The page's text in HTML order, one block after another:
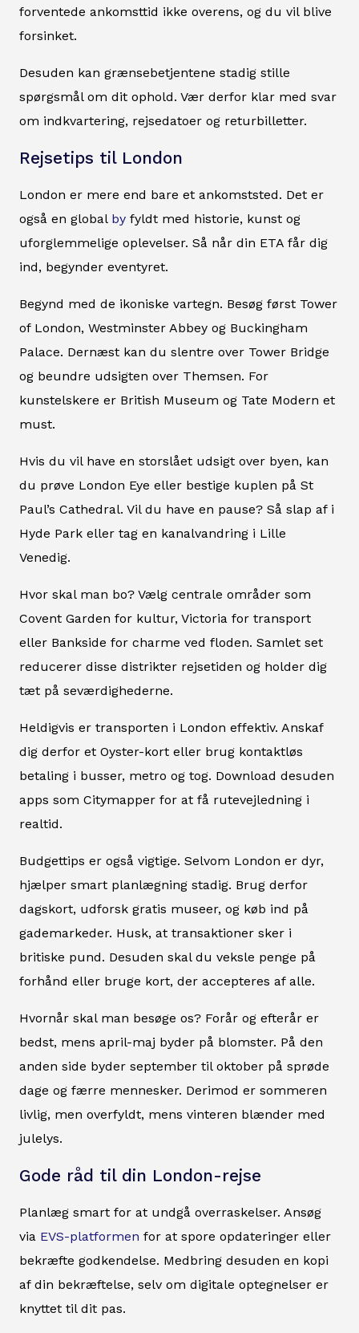
forventede ankomsttid ikke overens, og du vil blive
forsinket.
Desuden kan grænsebetjentene stadig stille
spørgsmål om dit ophold. Vær derfor klar med svar
om indkvartering, rejsedatoer og returbilletter.
Rejsetips til London
London er mere end bare et ankomststed. Det er
også en global by fyldt med historie, kunst og
uforglemmelige oplevelser. Så når din ETA får dig
ind, begynder eventyret.
Begynd med de ikoniske vartegn. Besøg først Tower
of London, Westminster Abbey og Buckingham
Palace. Dernæst kan du slentre over Tower Bridge
og beundre udsigten over Themsen. For
kunstelskere er British Museum og Tate Modern et
must.
Hvis du vil have en storslået udsigt over byen, kan
du prøve London Eye eller bestige kuplen på St
Paul’s Cathedral. Vil du have en pause? Så slap af i
Hyde Park eller tag en kanalvandring i Lille
Venedig.
Hvor skal man bo? Vælg centrale områder som
Covent Garden for kultur, Victoria for transport
eller Bankside for charme ved floden. Samlet set
reducerer disse distrikter rejsetiden og holder dig
tæt på seværdighederne.
Heldigvis er transporten i London effektiv. Anskaf
dig derfor et Oyster-kort eller brug kontaktløs
betaling i busser, metro og tog. Download desuden
apps som Citymapper for at få rutevejledning i
realtid.
Budgettips er også vigtige. Selvom London er dyr,
hjælper smart planlægning stadig. Brug derfor
dagskort, udforsk gratis museer, og køb ind på
gademarkeder. Husk, at transaktioner sker i
britiske pund. Desuden skal du veksle penge på
forhånd eller bruge kort, der accepteres af alle.
Hvornår skal man besøge os? Forår og efterår er
bedst, mens april-maj byder på blomster. På den
anden side byder september til oktober på sprøde
dage og færre mennesker. Derimod er sommeren
livlig, men overfyldt, mens vinteren blænder med
julelys.
Gode råd til din London-rejse
Planlæg smart for at undgå overraskelser. Ansøg
via EVS-platformen for at spore opdateringer eller
bekræfte godkendelse. Medbring desuden en kopi
af din bekræftelse, selv om digitale optegnelser er
knyttet til dit pas.